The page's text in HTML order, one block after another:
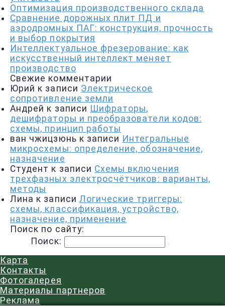
Оптимизация производственного склада
Сравнение дорожных плит ПД и
аэродромных ПАГ: конструкция, прочность
и выбор покрытия
Интеллектуальное фрезерование: как
искусственный интеллект меняет
производство
Свежие комментарии
Юрий к записи Электрическое
сопротивление земли
Андрей к записи Шифраторы,
дешифраторы и преобразователи кодов:
схемы, принцип работы
ван чжицзюнь к записи Интегральные
микросхемы: определение, обозначение,
назначение
Студент к записи Схемы включения
трехфазных электросчётчиков: варианты,
методы
Лина к записи Логические триггеры:
схемы, классификация, устройство,
назначение, применение
Поиск по сайту:
Поиск:
Карта
Контакты
Фотогалерея
Материалы партнеров
Реклама